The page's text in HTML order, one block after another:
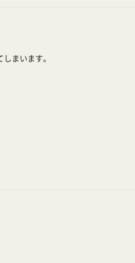
まいます。